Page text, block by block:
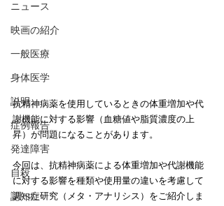
ニュース
映画の紹介
一般医療
身体医学
説明
症例報告
発達障害
自殺
認知症
抗精神病薬を使用しているときの体重増加や代
謝機能に対する影響（血糖値や脂質濃度の上
昇）が問題になることがあります。
今回は、抗精神病薬による体重増加や代謝機能
に対する影響を種類や使用量の違いを考慮して
調べた研究（メタ・アナリシス）をご紹介しま